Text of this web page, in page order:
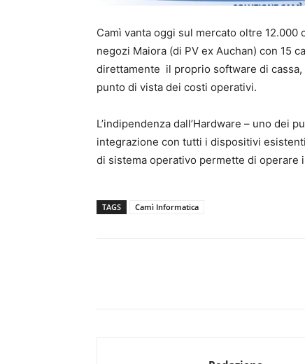
Camì vanta oggi sul mercato oltre
negozi Maiora (di PV ex Auchan) con 15
direttamente il proprio software di
punto di vista dei costi operativi.
L’indipendenza dall’Hardware – uno dei
integrazione con tutti i dispositivi
di sistema operativo permette di operare
TAGS Camì Informatica